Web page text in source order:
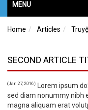
MENU
Home Articles
SECOND ARTICLE
(Jan 27, 2016) Lorem ipsum
sed diam nonummy nibh
magna aliquam erat